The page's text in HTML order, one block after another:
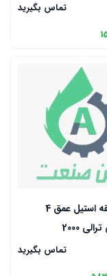
تماس بگیرید
یدکی طبقه استیل عمق 4
2000
تماس بگیرید